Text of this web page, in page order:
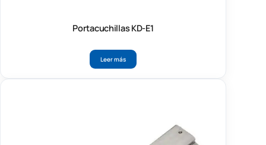
Portacuchillas KD-E1
Leer más